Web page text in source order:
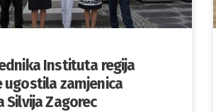
Instituta regija
ugostila zamjenica
Silvija Zagorec